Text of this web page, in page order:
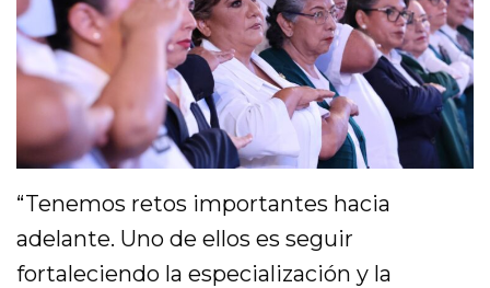
“Tenemos retos importantes hacia
adelante. Uno de ellos es seguir
fortaleciendo la especialización y la